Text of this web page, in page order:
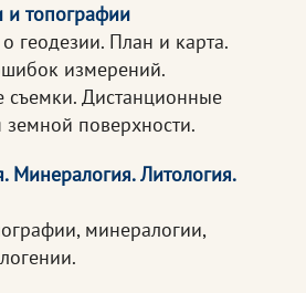
и топографии
геодезии. План и карта.
измерений.
съемки. Дистанционные
поверхности.
Минералогия. Литология.
минералогии,